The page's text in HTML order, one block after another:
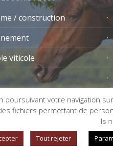
/ construction
viticole
poursuivant votre navigation
fichiers permettant de
Ils
Tout rejeter